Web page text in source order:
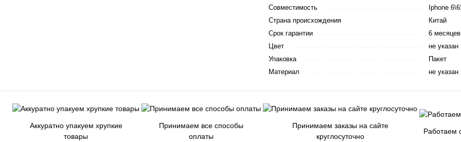
Совместимость
Iphone
Страна происхождения
Китай
Срок гарантии
6 месяцев
Цвет
не указан
Упаковка
Пакет
Материал
не указан
Аккуратно упакуем хрупкие
товары
Принимаем все способы
оплаты
Принимаем заказы на сайте
круглосуточно
Работаем